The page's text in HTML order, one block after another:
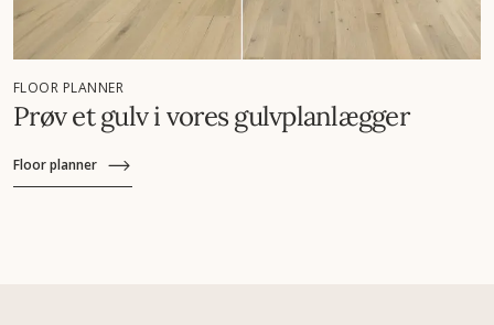
FLOOR PLANNER
Prøv et gulv i vores gulvplanlægger
Floor planner